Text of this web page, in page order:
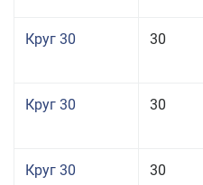
Круг 30 30
Круг 30 30
Круг 30 30